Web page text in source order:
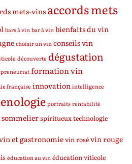
mets-vins accords mets
bars à vin bar à vin bienfaits du vin
choisir un vin conseils vin
découverte dégustation
formation vin
française innovation intelligence
portraitsrentabilité
sommelierspiritueuxtechnologie
et gastronomievin rosévin rouge
éducation au vin éducation viticole